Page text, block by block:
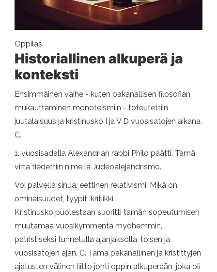
Oppilas
Historiallinen alkuperä ja
konteksti
Ensimmäinen vaihe - kuten pakanallisen filosofian
mukauttaminen monoteismiin - toteutettiin
juutalaisuus ja kristinusko I ja V D vuosisatojen aikana.
C.
1. vuosisadalla Alexandrian rabbi Philo päätti. Tämä
virta tiedettiin nimellä Judeoalejandrismo.
Voi palvella sinua: eettinen relativismi: Mikä on,
ominaisuudet, tyypit, kritiikki
Kristinusko puolestaan ​​suoritti tämän sopeutumisen
muutamaa vuosikymmentä myöhemmin,
patristiseksi tunnetulla ajanjaksolla, toisen ja
vuosisatojen ajan. C. Tämä pakanallinen ja kristittyjen
ajatusten välinen liitto johti oppin alkuperään, joka oli